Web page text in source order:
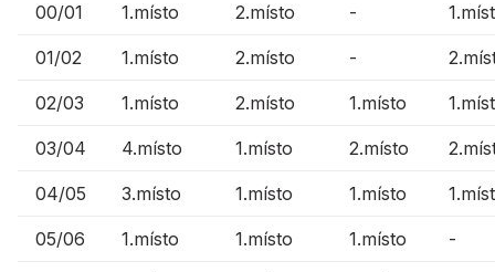
00/01 1.místo 2.místo -
01/02 1.místo 2.místo -
02/03 1.místo 2.místo 1.místo
03/04 4.místo 1.místo 2.místo
04/05 3.místo 1.místo 1.místo
05/06 1.místo 1.místo 1.místo -